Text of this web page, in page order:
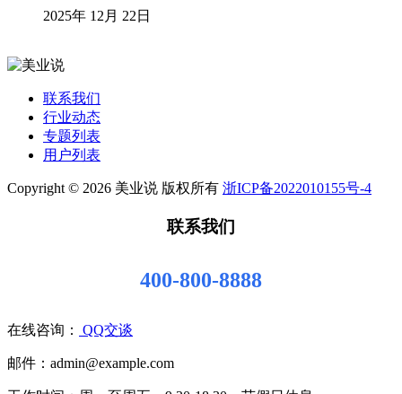
2025年 12月 22日
联系我们
行业动态
专题列表
用户列表
Copyright © 2026 美业说 版权所有 浙ICP备2022010155号-4
联系我们
400-800-8888
在线咨询： QQ交谈
邮件：admin@example.com